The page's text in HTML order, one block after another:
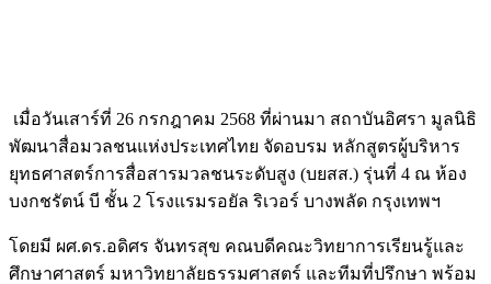
เมื่อวันเสาร์ที่ 26 กรกฎาคม 2568 ที่ผ่านมา สถาบันอิศรา มูลนิธิ
พัฒนาสื่อมวลชนแห่งประเทศไทย จัดอบรม หลักสูตรผู้บริหาร
ยุทธศาสตร์การสื่อสารมวลชนระดับสูง (บยสส.) รุ่นที่ 4 ณ ห้อง
บงกชรัตน์ บี ชั้น 2 โรงแรมรอยัล ริเวอร์ บางพลัด กรุงเทพฯ
โดยมี ผศ.ดร.อดิศร จันทรสุข คณบดีคณะวิทยาการเรียนรู้และ
ศึกษาศาสตร์ มหาวิทยาลัยธรรมศาสตร์ และทีมที่ปรึกษา พร้อม